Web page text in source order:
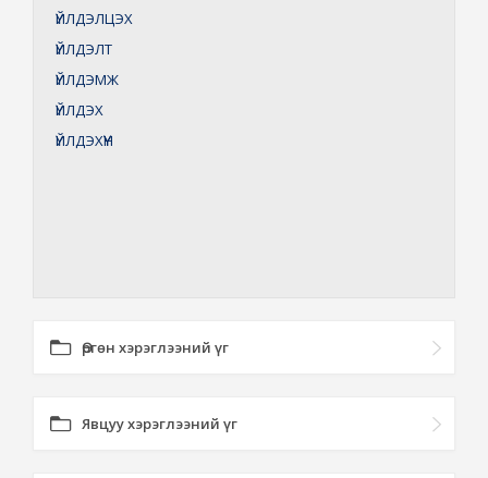
ҮЙЛДЭЛЦЭХ
ҮЙЛДЭЛТ
ҮЙЛДЭМЖ
ҮЙЛДЭХ
ҮЙЛДЭХҮҮН
Өргөн хэрэглээний үг
Явцуу хэрэглээний үг